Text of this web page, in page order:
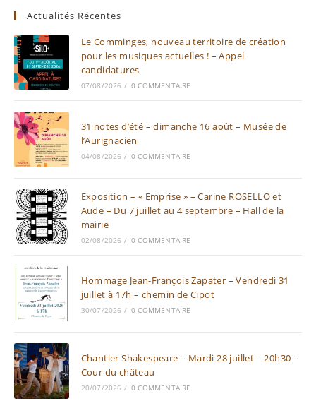
Actualités Récentes
Le Comminges, nouveau territoire de création
pour les musiques actuelles ! – Appel
candidatures
07/08/2026 / 0 COMMENTAIRE
31 notes d’été – dimanche 16 août – Musée de
l’Aurignacien
04/08/2026 / 0 COMMENTAIRE
Exposition – « Emprise » – Carine ROSELLO et
Aude – Du 7 juillet au 4 septembre – Hall de la
mairie
02/08/2026 / 0 COMMENTAIRE
Hommage Jean-François Zapater – Vendredi 31
juillet à 17h – chemin de Cipot
30/07/2026 / 0 COMMENTAIRE
Chantier Shakespeare – Mardi 28 juillet – 20h30 –
Cour du château
20/07/2026 / 0 COMMENTAIRE